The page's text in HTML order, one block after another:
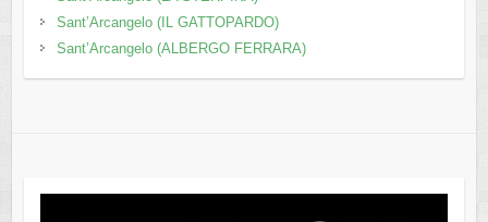
Sant’Arcangelo (IL GATTOPARDO)
Sant’Arcangelo (ALBERGO FERRARA)